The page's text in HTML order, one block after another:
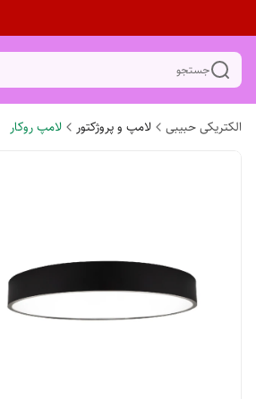
جستجو
الکتریکی حبیبی لامپ و پروژکتور لامپ روکار